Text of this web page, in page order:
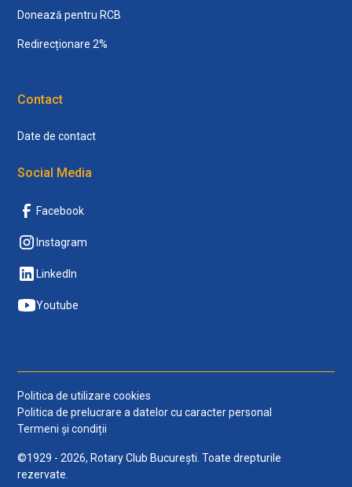
Donează pentru RCB
Redirecționare 2%
Contact
Date de contact
Social Media
Facebook
Instagram
LinkedIn
Youtube
©1929 - 2026, Rotary Club București. Toate drepturile
rezervate.
Politica de utilizare cookies
Politica de prelucrare a datelor cu caracter personal
Termeni și condiții